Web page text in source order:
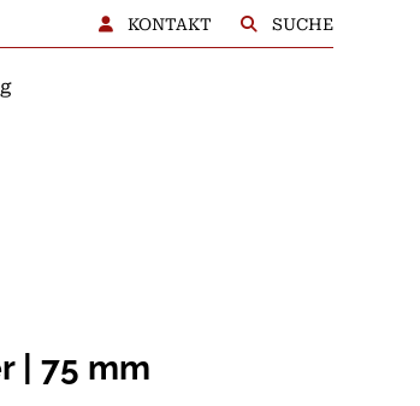
KONTAKT SUCHE
| 75 mm